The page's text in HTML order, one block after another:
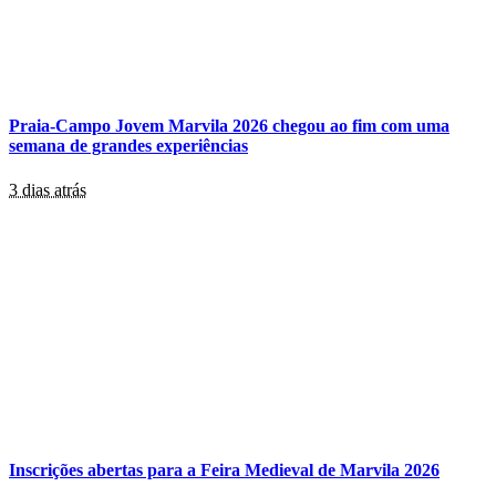
Praia-Campo Jovem Marvila 2026 chegou ao fim com uma
semana de grandes experiências
3 dias atrás
Inscrições abertas para a Feira Medieval de Marvila 2026